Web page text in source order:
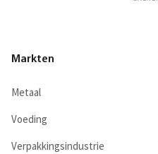
Markten
Metaal
Voeding
Verpakkingsindustrie